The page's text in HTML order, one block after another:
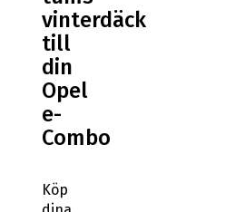
vinterdäck
till
din
Opel
e-
Combo
Köp